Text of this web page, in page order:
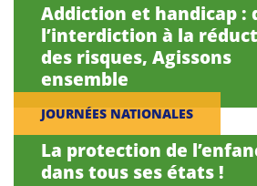
Addiction et handicap :
l’interdiction à la
des risques, Agissons
ensemble
JOURNÉES NATIONALES
La protection de
dans tous ses états !